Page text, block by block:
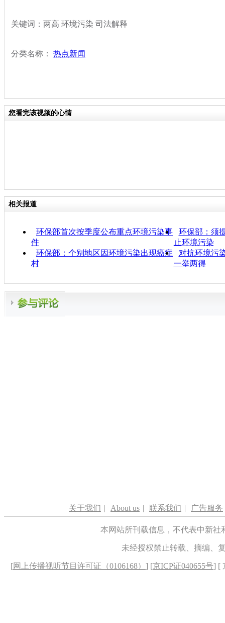
关键词：两高 环境污染 司法解释
分类名称： 热点新闻
您看完该视频的心情
相关报道
环保部首次按季度公布重点环境污染事
件
环保部：须
止环境污染
环保部：个别地区因环境污染出现癌症
村
对抗环境污
一举两得
关于我们 | About us | 联系我们 | 广告服务
本网站所刊载信息，不代表中新
未经授权禁止转载、摘编、
[网上传播视听节目许可证（0106168） ] [京ICP证040655号] [